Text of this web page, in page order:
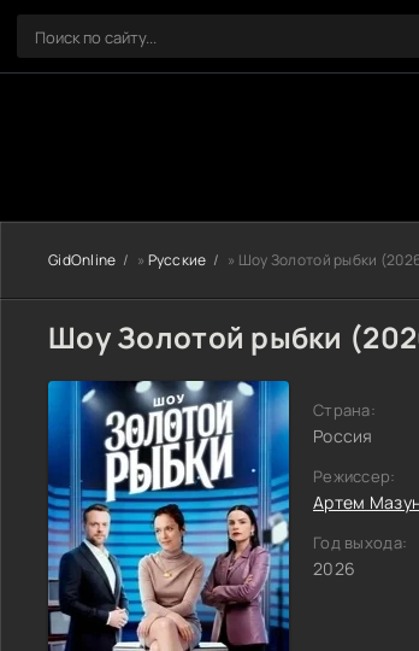
GidOnline » Русские » Шоу Золотой рыбки
Шоу Золотой рыбки
Страна:
Россия
Режиссер:
Артем
Год выхода:
2026